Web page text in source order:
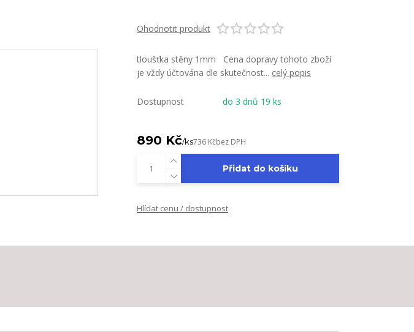
Ohodnotit produkt
tloušťka stěny 1mm Cena dopravy tohoto zboží
je vždy účtována dle skutečnost... celý popis
Dostupnost do 3 dnů 19 ks
890 Kč/ks736 Kčbez DPH
Přidat do košíku
Hlídat cenu / dostupnost